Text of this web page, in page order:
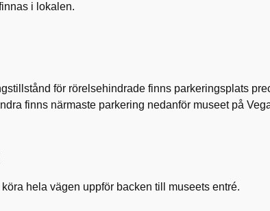
i lokalen.
för rörelsehindrade finns parkeringsplats
finns närmaste parkering nedanför museet på
hela vägen uppför backen till museets entré.